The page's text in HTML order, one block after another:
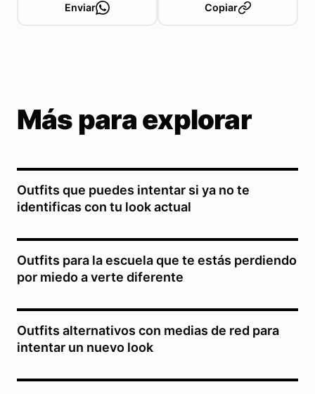
Enviar Copiar
Más para explorar
Outfits que puedes intentar si ya no te
identificas con tu look actual
Outfits para la escuela que te estás perdiendo
por miedo a verte diferente
Outfits alternativos con medias de red para
intentar un nuevo look